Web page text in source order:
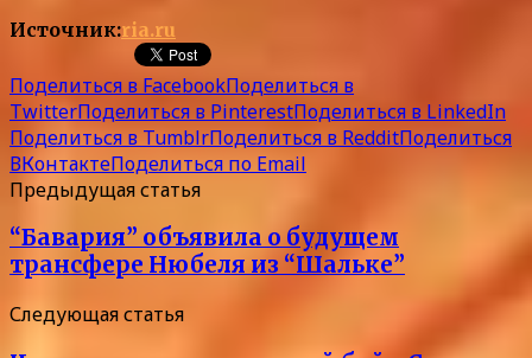
Источник:ria.ru
Поделиться в FacebookПоделиться в
TwitterПоделиться в PinterestПоделиться в LinkedIn
Поделиться в TumblrПоделиться в RedditПоделиться
ВКонтактеПоделиться по Email
Предыдущая статья
“Бавария” объявила о будущем
трансфере Нюбеля из “Шальке”
Следующая статья